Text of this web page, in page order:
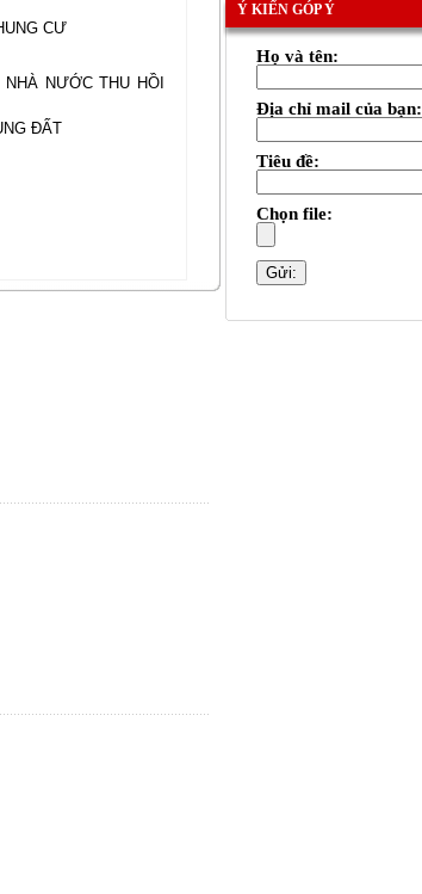
CƯ
NƯỚC THU HỒI
ĐẤT
Ý KIẾN GÓP Ý
Họ và tên:
Địa chỉ mail của bạn:
Tiêu đề:
Chọn file: